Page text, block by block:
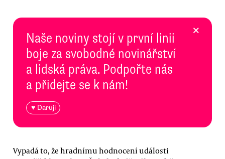
Naše noviny stojí v první linii
boje za svobodné novinářství
a lidská práva. Podpořte nás
a přidejte se k nám!
♥ Daruji
×
Vypadá to, že hradnímu hodnocení události